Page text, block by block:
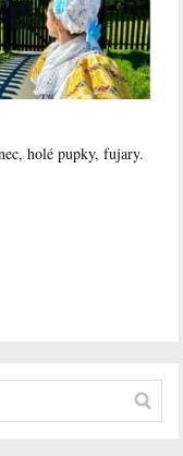
holé pupky, fujary.